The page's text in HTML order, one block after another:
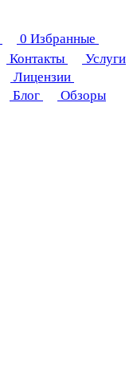
0 Избранные
Контакты
Услуги
Лицензии
Блог
Обзоры